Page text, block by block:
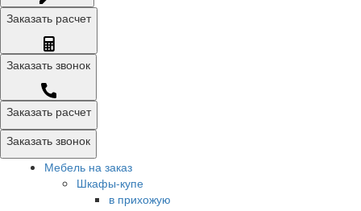
Заказать расчет
Заказать звонок
Заказать расчет
Заказать звонок
Мебель на заказ
Шкафы-купе
в прихожую